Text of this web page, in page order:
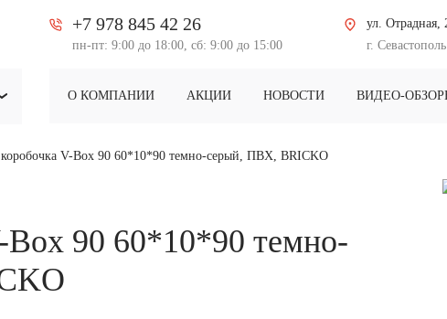
+7 978 845 42 26
пн-пт: 9:00 до 18:00, сб: 9:00 до 15:00
ул. Отрадная,
г. Севастополь
О КОМПАНИИ АКЦИИ НОВОСТИ ВИДЕО-
V-Box 90 60*10*90 темно-серый, ПВХ, BRICKO
Box 90 60*10*90 темно-